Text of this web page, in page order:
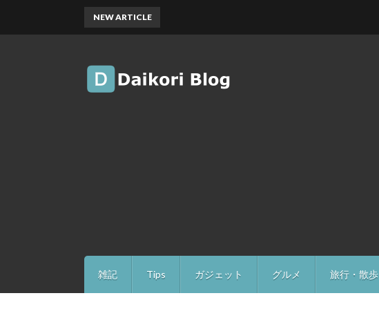
雑記 Tips ガジェット グルメ 旅行・散歩
NEW ARTICLE